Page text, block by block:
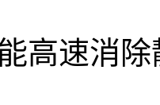
高速消